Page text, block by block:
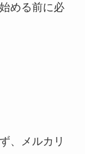
める前に必
、メルカリ